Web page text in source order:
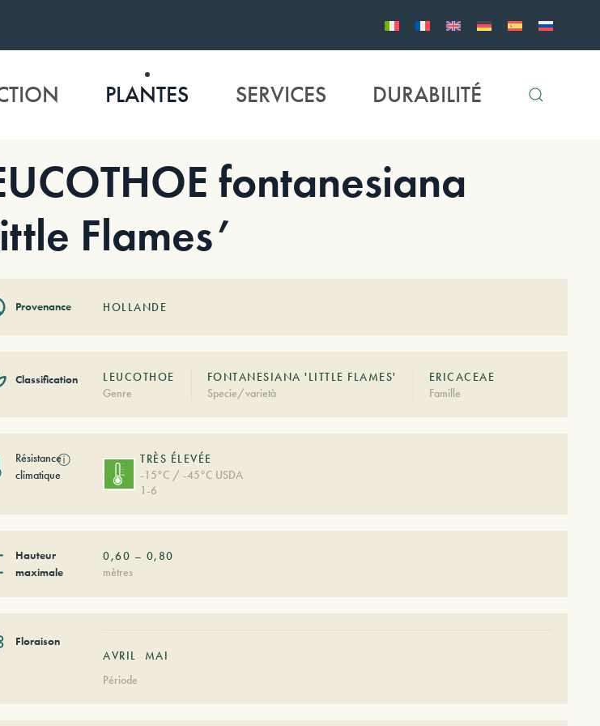
PLANTES SERVICES DURABILITÉ
fontanesiana
Flames’
Provenance HOLLANDE
Classification
LEUCOTHOE
Genre
FONTANESIANA 'LITTLE FLAMES'
Specie/varietà
ERICACEAE
Famille
Résistance
climatique
ⓘ
TRÈS ÉLEVÉE
-15°C / -45°C USDA
1-6
Hauteur
maximale
0,60 – 0,80
mètres
Floraison
AVRIL
MAI
Période